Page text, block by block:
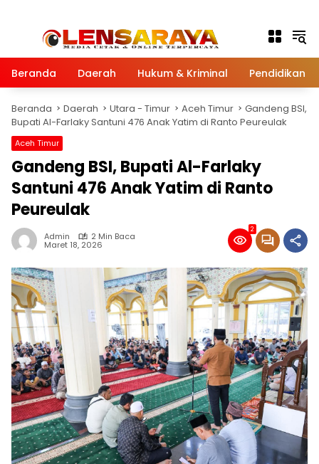
Beranda Daerah Hukum & Kriminal Pendidikan
Beranda Daerah Utara - Timur Aceh Timur
Gandeng BSI,
Bupati Al-Farlaky Santuni 476 Anak Yatim di Ranto Peureulak
Aceh Timur
Gandeng BSI, Bupati Al-Farlaky
Santuni 476 Anak Yatim di Ranto
Peureulak
Admin 2 Min Baca
Maret 18, 2026
2